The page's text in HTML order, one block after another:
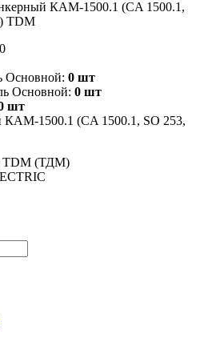
Основной: 0 шт
Основной: 0 шт
шт
1500.1 (CA 1500.1, SO 253,
TDM (ТДМ)